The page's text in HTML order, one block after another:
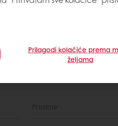
i
Prilagodi kolačiće prema
željama